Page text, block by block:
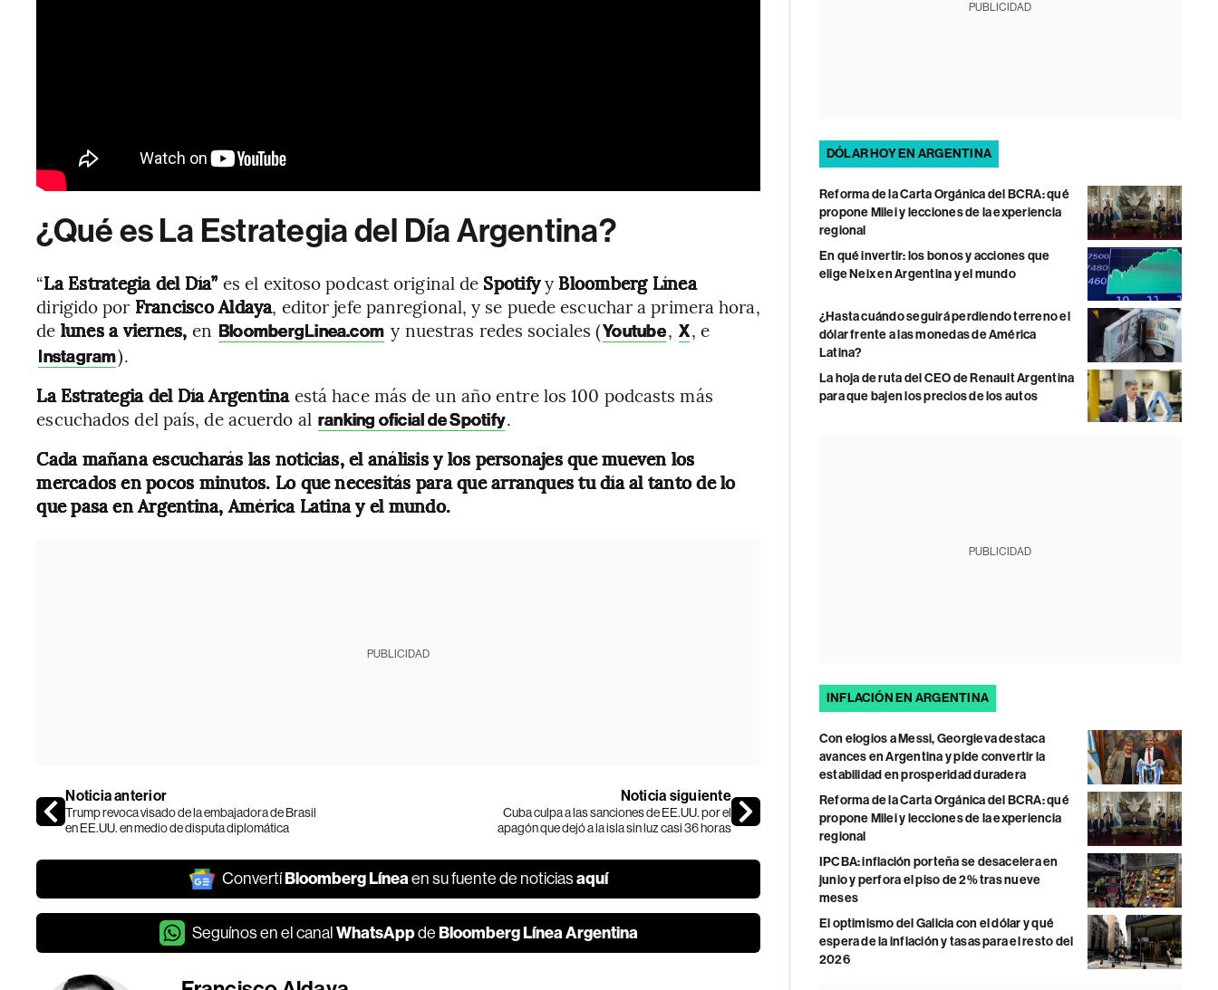
¿Qué es La Estrategia del Día Argentina?
“La Estrategia del Día” es el exitoso podcast original de Spotifyy Bloomberg Línea
dirigido por Francisco Aldaya, editor jefe panregional, y se puede escuchar a primera hora,
de lunes a viernes, en BloombergLinea.com y nuestras redes sociales (Youtube, X, e
Instagram).
La Estrategia del Día Argentinaestá hace más de un año entre los 100 podcasts más
escuchados del país, de acuerdo al ranking oficial de Spotify.
Cada mañana escucharás las noticias, el análisis y los personajes que mueven los
mercados en pocos minutos. Lo que necesitás para que arranques tu día al tanto de lo
que pasa en Argentina, América Latina y el mundo.
PUBLICIDAD
Noticia anterior
Trump revoca visado de la embajadora de Brasil
en EE.UU. en medio de disputa diplomática
Noticia siguiente
Cuba culpa a las sanciones de EE.UU. por el
apagón que dejó a la isla sin luz casi 36 horas
ConvertíBloomberg Líneaen su fuente de noticiasaquí
Seguínos en el canal WhatsAppde Bloomberg Línea Argentina
PUBLICIDAD
DÓLAR HOY EN ARGENTINA
Reforma de la Carta Orgánica del BCRA: qué
propone Milei y lecciones de la experiencia
regional
En qué invertir: los bonos y acciones que
elige Neix en Argentina y el mundo
¿Hasta cuándo seguirá perdiendo terreno el
dólar frente a las monedas de América
Latina?
La hoja de ruta del CEO de Renault Argentina
para que bajen los precios de los autos
PUBLICIDAD
INFLACIÓN EN ARGENTINA
Con elogios a Messi, Georgieva destaca
avances en Argentina y pide convertir la
estabilidad en prosperidad duradera
Reforma de la Carta Orgánica del BCRA: qué
propone Milei y lecciones de la experiencia
regional
IPCBA: inflación porteña se desacelera en
junio y perfora el piso de 2% tras nueve
meses
El optimismo del Galicia con el dólar y qué
espera de la inflación y tasas para el resto del
2026